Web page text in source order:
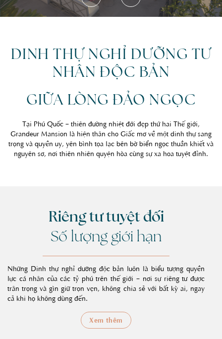
DINH THỰ NGHỈ DƯỠNG TƯ
NHÂN ĐỘC BẢN
GIỮA LÒNG ĐẢO NGỌC
Tại Phú Quốc – thiên đường nhiệt đới đẹp thứ hai Thế giới,
Grandeur Mansion là hiện thân cho Giấc mơ về một dinh thự sang
trọng và quyền uy, yên bình tọa lạc bên bờ biển ngọc thuần khiết và
nguyên sơ, nơi thiên nhiên quyện hòa cùng sự xa hoa tuyệt đỉnh.
Riêng tư tuyệt đối
Số lượng giới hạn
Những Dinh thự nghỉ dưỡng độc bản luôn là biểu tượng quyền
lực cá nhân của các tỷ phú trên thế giới – nơi sự riêng tư được
trân trọng và gìn giữ trọn vẹn, không chia sẻ với bất kỳ ai, ngay
cả khi họ không dùng đến.
Xem thêm